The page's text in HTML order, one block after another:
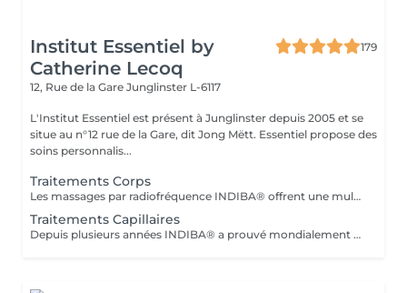
Institut Essentiel by
Catherine Lecoq
179
12, Rue de la Gare Junglinster L-6117
L'Institut Essentiel est présent à Junglinster depuis 2005 et se
situe au n°12 rue de la Gare, dit Jong Mëtt. Essentiel propose des
soins personnalis...
Traitements Corps
Les massages par radiofréquence INDIBA® offrent une multitudes de bienfaits. De la relaxation au massage anti-cellulite et raffermissant, INDIBA® traite en douceur et efficacement. L'action en profondeur de la technologie de radiofréquence stimule la production de collagène, améliore le tonus musculaire et la circulation sanguine et renforce les défenses naturelles de la peau. Dès le premier massage vous ressentirez la différence et constater les premiers effets. Pour vous informer sur les effets et les traitements avec la méthode INDIBA® vous pouvez réserver un rendez-vous informatif. Le traitement ne convient pas si vous: - êtes en ceinte - portez un pacemaker - souffrez de thrombose, phlébite - troubles vasculaires graves - êtes traité pour un cancer (demandez avis médical)
Traitements Capillaires
Depuis plusieurs années INDIBA® a prouvé mondialement son efficacité à lutter contre la dégénérescence cellulaire (vieillissement cellulaire). La technologie de INDIBA® Haiwave a été spécifiquement conçue pour traiter le problème de la chute des cheveux du au vieillissement ou en raison de problèmes hormonaux. En activant la micro circulation, les racines des cheveux sont intensément nourries en oxygène et peuvent se régénérer très rapidement. Le poil sort ainsi de sa phase de repos et peut repousser. Progressivement (à p.de 4 séances) les premiers cheveux sont visibles. Le traitement doit impérativement se réaliser 3-4 fois par semaines sur une durée de 1mois (revitalisation, cheveux fins, prévention anti-chute) ou 2 mois pour la perte de cheveux et calvitie. Nous proposons un forfait de 12 séances avec une remise immédiate de 15%. 1 à 2 cure de 12 séances sont conseillés à intervalle de 4-6 semaines. N'hésitez pas à nous contacter pour plus d'information ou réserver votre séance d'information (gratuite) en ligne.